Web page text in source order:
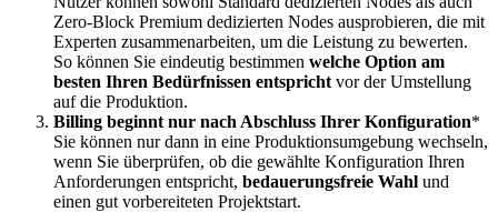
Zero-Block Premium dedizierten Nodes ausprobieren, die mit
Experten zusammenarbeiten, um die Leistung zu bewerten.
So können Sie eindeutig bestimmen welche Option am
besten Ihren Bedürfnissen entspricht vor der Umstellung
auf die Produktion.
Billing beginnt nur nach Abschluss Ihrer Konfiguration*
Sie können nur dann in eine Produktionsumgebung wechseln,
wenn Sie überprüfen, ob die gewählte Konfiguration Ihren
Anforderungen entspricht, bedauerungsfreie Wahl und
einen gut vorbereiteten Projektstart.